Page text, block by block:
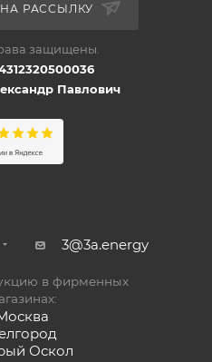
РАССЫЛКУ
защищены.
Павлович
3@3a.energy
в фирменных
Оскол